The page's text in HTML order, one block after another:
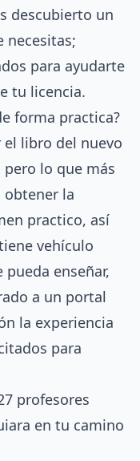
descubierto un
necesitas;
para ayudarte
tu licencia.
forma practica?
el libro del nuevo
lo que más
obtener la
practico, así
vehículo
enseñar,
a un portal
la experiencia
para
profesores
en tu camino